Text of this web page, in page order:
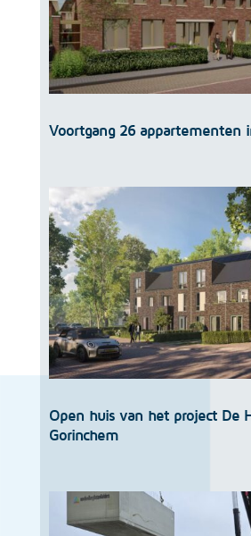
Voortgang 26 appartementen
Open huis van het project De
Gorinchem